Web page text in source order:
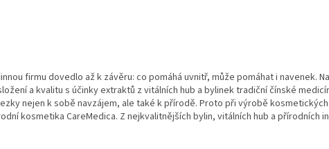
firmu dovedlo až k závěru: co pomáhá uvnitř, může pomáhat i navenek.
a kvalitu s účinky extraktů z vitálních hub a bylinek tradiční čínské
nejen k sobě navzájem, ale také k přírodě. Proto při výrobě
kosmetika CareMedica. Z nejkvalitnějších bylin, vitálních hub a přírodních